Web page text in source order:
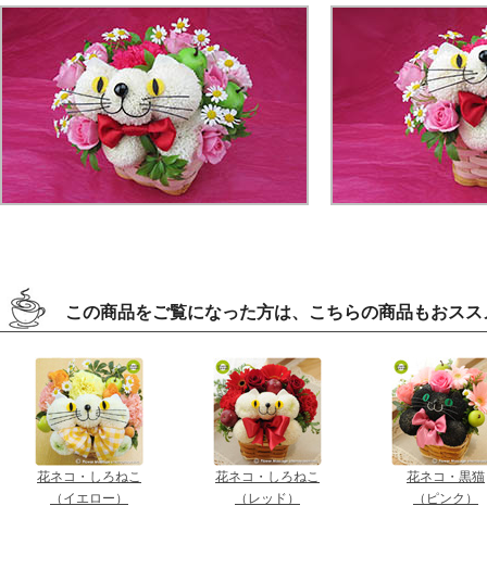
この商品をご覧になった方は、こちらの商品もおスス
花ネコ・しろねこ
（イエロー）
花ネコ・しろねこ
（レッド）
花ネコ・黒猫
（ピンク）